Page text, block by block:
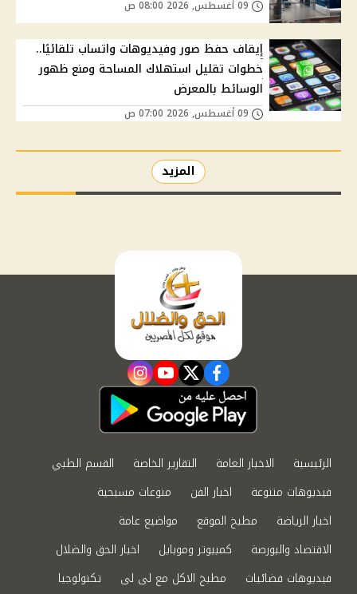
إيقاف حفظ صور وفيديوهات واتساب تلقائيًا..
خطوات تقليل استهلاك المساحة ومنع ظهور
الوسائط بالمعرض
المزيد
facebook
twitter
youtube
instagram
الرئيسية الاخبار العامة التقارير الخاصة
القسم الطبي
فيديوهات متنوعة
اخبار الفن
منوعات مسيحية
اخبار الرياضة
مطبخ الموقع
مواضيع عامة
الاقتصاد والبورصة
كمبيوتر وموبايل
اخبار الحق والضلال
فيديوهات فضائيات
مطبخ الاكل مع لى لى تكنولوجيا